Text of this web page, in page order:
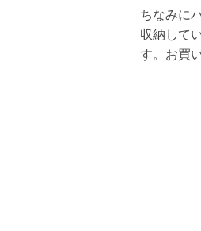
ちなみに
収納して
す。お買